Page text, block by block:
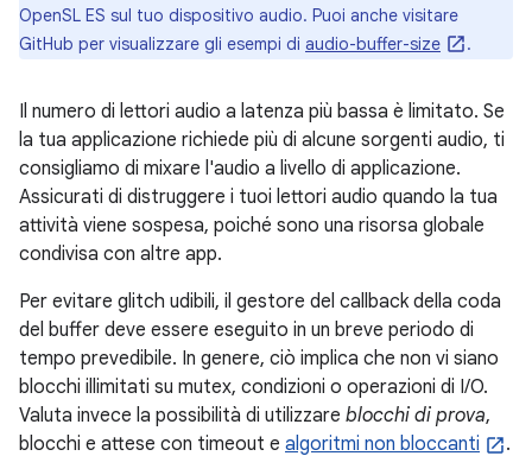
OpenSL ES sul tuo dispositivo audio. Puoi anche visitare
GitHub per visualizzare gli esempi di audio-buffer-size .
Il numero di lettori audio a latenza più bassa è limitato. Se
la tua applicazione richiede più di alcune sorgenti audio, ti
consigliamo di mixare l'audio a livello di applicazione.
Assicurati di distruggere i tuoi lettori audio quando la tua
attività viene sospesa, poiché sono una risorsa globale
condivisa con altre app.
Per evitare glitch udibili, il gestore del callback della coda
del buffer deve essere eseguito in un breve periodo di
tempo prevedibile. In genere, ciò implica che non vi siano
blocchi illimitati su mutex, condizioni o operazioni di I/O.
Valuta invece la possibilità di utilizzare blocchi di prova,
blocchi e attese con timeout e algoritmi non bloccanti
.